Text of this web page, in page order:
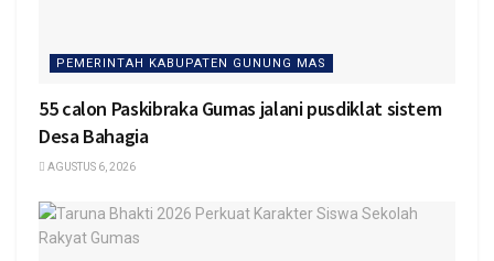
PEMERINTAH KABUPATEN GUNUNG MAS
55 calon Paskibraka Gumas jalani pusdiklat sistem
Desa Bahagia
AGUSTUS 6, 2026